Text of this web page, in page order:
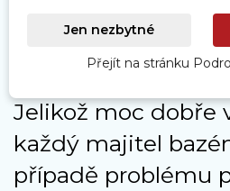
Naše
Jelikož moc dobře
každý majitel
případě problému
Jen nezbytné
Přejít na stránku